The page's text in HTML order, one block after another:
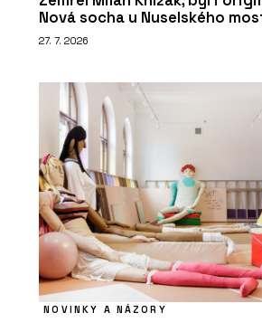
Nová socha u Nuselského
27. 7. 2026
NOVINKY A NÁZORY